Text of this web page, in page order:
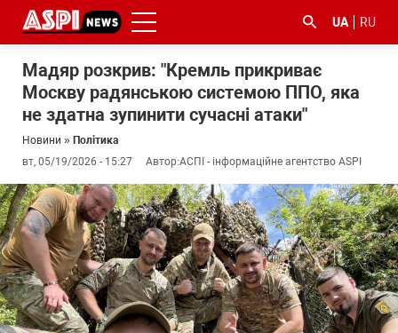
UA RU
Мадяр розкрив: "Кремль прикриває
Москву радянською системою ППО, яка
не здатна зупинити сучасні атаки"
Новини » Політика
вт, 05/19/2026 - 15:27
Автор:АСПІ - інформаційне агентство ASPI
#ООС
#боротьба
з
корупцією
#ДФС #Київ #коронавірус